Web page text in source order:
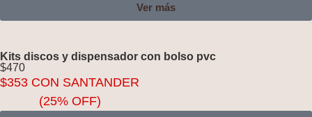
Ver más
Kits discos y dispensador con bolso pvc
$470
$353 CON SANTANDER
(25% OFF)